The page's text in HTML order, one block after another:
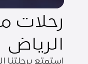
رحلات
الرياض